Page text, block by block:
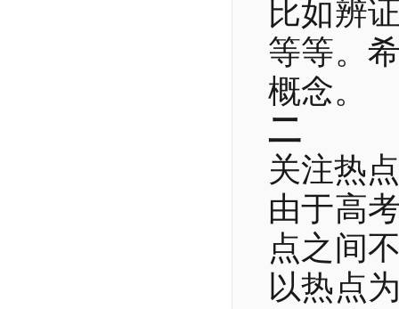
比如辨
等等。
概念。
二
关注热点
由于高
点之间
以热点